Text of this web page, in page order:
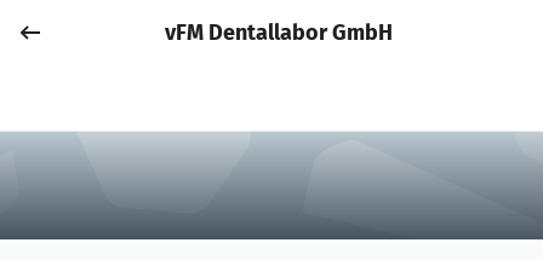
Anmelden
vFM Dentallabor GmbH